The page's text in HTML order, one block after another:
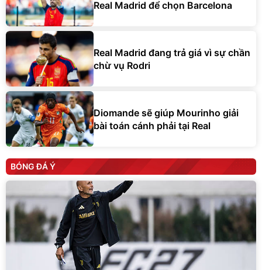
Real Madrid để chọn Barcelona
Real Madrid đang trả giá vì sự chần
chừ vụ Rodri
Diomande sẽ giúp Mourinho giải
bài toán cánh phải tại Real
BÓNG ĐÁ Ý